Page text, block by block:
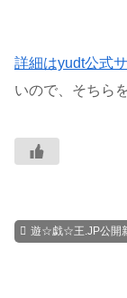
詳細はyudt公式
いので、そちら
遊☆戯☆王.JP公開